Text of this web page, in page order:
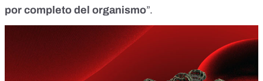
por completo del organismo”.